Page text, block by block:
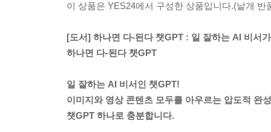
이 상품은 YES24에서 구성한 상품입니다.(낱개 반
[도서] 하나면 다-된다 챗GPT : 일 잘하는 AI 비서
하나면 다-된다 챗GPT
일 잘하는 AI 비서인 챗GPT!
이미지와 영상 콘텐츠 모두를 아우르는 압도적 완
챗GPT 하나로 충분합니다.